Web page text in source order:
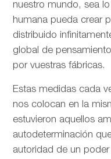
nuestro mundo, sea
humana pueda crear
distribuido
global de
por vuestras fábricas.
Estas medidas cada
nos colocan en la
estuvieron aquellos
autodeterminación
autoridad de un